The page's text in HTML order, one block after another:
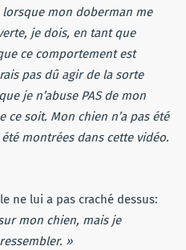
lorsque mon doberman me
je dois, en tant que
ce comportement est
pas dû agir de la sorte
je n’abuse PAS de mon
soit. Mon chien n’a pas été
montrées dans cette vidéo.
ne lui a pas craché dessus:
mon chien, mais je
»